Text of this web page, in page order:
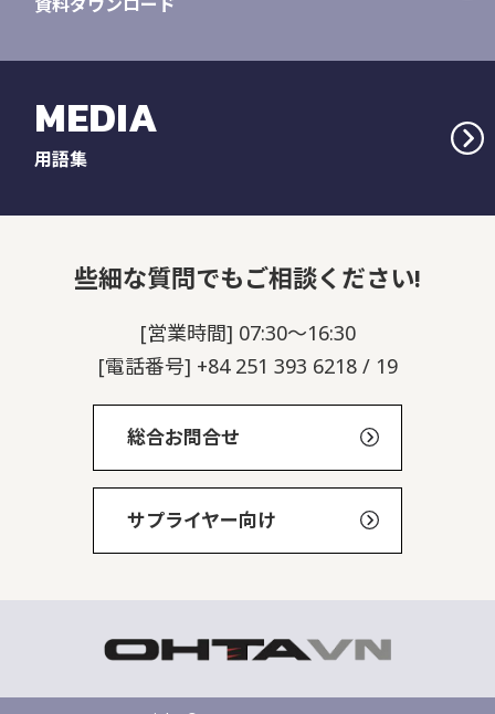
MEDIA
用語集
些細な質問でもご相談ください!
[営業時間] 07:30～16:30
[電話番号] +84 251 393 6218 / 19
総合お問合せ
サプライヤー向け